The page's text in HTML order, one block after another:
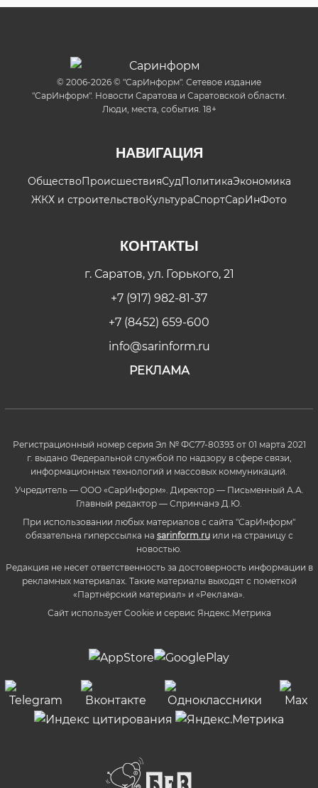
© 2006-2026 © "СарИнформ". Сетевое издание
"СарИнформ". Новости Саратова и Саратовской области.
Люди, места, события. 18+
НАВИГАЦИЯ
ОбществоПроисшествияСудПолитикаЭкономика
ЖКХ и строительствоКультураСпортСарИнФото
КОНТАКТЫ
г. Саратов, ул. Горького, 21
+7 (917) 982-81-37
+7 (8452) 659-600
info@sarinform.ru
РЕКЛАМА
Регистрационный номер серия Эл № ФС77-80393 от 01 марта 2021
г. выдано Федеральной службой по надзору в сфере связи,
информационных технологий и массовых коммуникаций.
Учредитель — ООО «СарИнформ». Директор — Письменный А.А.
Главный редактор — Спринчанэ Д.Ю.
При использовании любых материалов с сайта "СарИнформ"
обязательна гиперссылка на sarinform.ruили на страницу с
новостью.
Редакция не несет ответственность за достоверность информации в
рекламных материалах. Такие материалы выходят с пометкой
«Партнёрский материал» и «Реклама».
Сайт использует Cookie и сервиc Яндекс.Метрика